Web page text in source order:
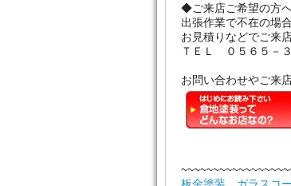
◆ご来店ご希望の方へ
出張作業で不在の場
お見積りなどでご来
ＴＥＬ ０５６５－
お問い合わせやご来